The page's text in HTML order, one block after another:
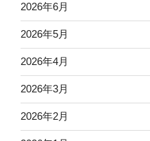
2026年6月
2026年5月
2026年4月
2026年3月
2026年2月